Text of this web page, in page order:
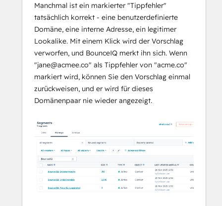
Manchmal ist ein markierter "Tippfehler"
tatsächlich korrekt - eine benutzerdefinierte
Domäne, eine interne Adresse, ein legitimer
Lookalike. Mit einem Klick wird der Vorschlag
verworfen, und BounceIQ merkt ihn sich. Wenn
"jane@acmee.co" als Tippfehler von "acme.co"
markiert wird, können Sie den Vorschlag einmal
zurückweisen, und er wird für dieses
Domänenpaar nie wieder angezeigt.